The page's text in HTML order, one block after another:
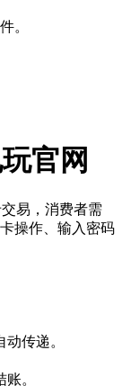
。
官网
交易，消费者需
操作、输入密码
传递。
。